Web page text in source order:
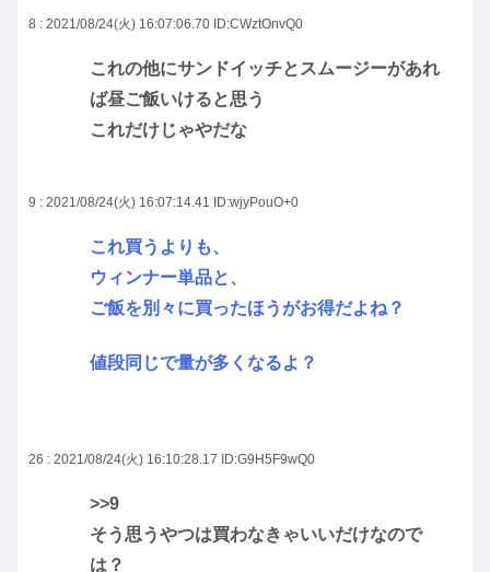
8 : 2021/08/24(火) 16:07:06.70 ID:CWztOnvQ0
これの他にサンドイッチとスムージーがあれ
ば昼ご飯いけると思う
これだけじゃやだな
9 : 2021/08/24(火) 16:07:14.41 ID:wjyPouO+0
これ買うよりも、
ウィンナー単品と、
ご飯を別々に買ったほうがお得だよね？
値段同じで量が多くなるよ？
26 : 2021/08/24(火) 16:10:28.17 ID:G9H5F9wQ0
>>9
そう思うやつは買わなきゃいいだけなので
は？